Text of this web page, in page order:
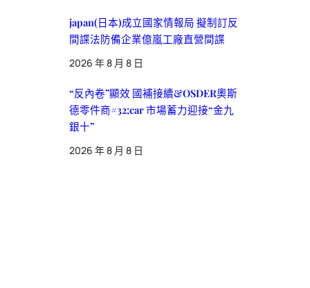
japan(日本)成立國家情報局 擬制訂反
間諜法防備企業億嵐工廠直營間諜
2026 年 8 月 8 日
“反內卷”顯效 國補接續&OSDER奧斯
德零件商#32;car 市場蓄力迎接“金九
銀十”
2026 年 8 月 8 日